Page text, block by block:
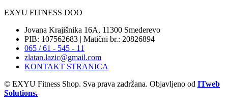
EXYU FITNESS DOO
Jovana Krajišnika 16A, 11300 Smederevo
PIB: 107562683 | Matični br.: 20826894
065 / 61 - 545 - 11
zlatan.lazic@gmail.com
KONTAKT STRANICA
© EXYU Fitness Shop. Sva prava zadržana. Objavljeno od ITweb
Solutions.